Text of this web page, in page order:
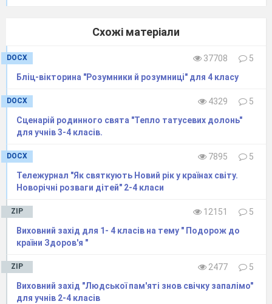
Схожі матеріали
DOCX 37708
5
Бліц-вікторина "Розумники й розумниці" для 4 класу
DOCX 4329
5
Сценарій родинного свята "Тепло татусевих долонь"
для учнів 3-4 класів.
DOCX 7895
5
Тележурнал "Як святкують Новий рік у країнах світу.
Новорічні розваги дітей" 2-4 класи
ZIP 12151
5
Виховний захід для 1- 4 класів на тему " Подорож до
країни Здоров'я "
ZIP 2477
5
Виховний захід "Людської пам'яті знов свічку запалімо"
для учнів 2-4 класів